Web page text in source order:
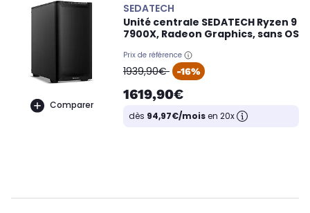
Comparer
SEDATECH
Unité centrale SEDATECH Ryzen 9
7900X, Radeon Graphics, sans OS
Prix de référence
oldPrice
1939,90€ -16%
1619,90€
dès 94,97€/moisen 20x